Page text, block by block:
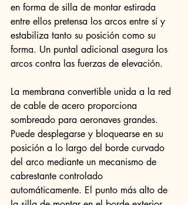
en forma de silla de montar estirada
entre ellos pretensa los arcos entre sí y
estabiliza tanto su posición como su
forma. Un puntal adicional asegura los
arcos contra las fuerzas de elevación.
La membrana convertible unida a la red
de cable de acero proporciona
sombreado para aeronaves grandes.
Puede desplegarse y bloquearse en su
posición a lo largo del borde curvado
del arco mediante un mecanismo de
cabrestante controlado
automáticamente. El punto más alto de